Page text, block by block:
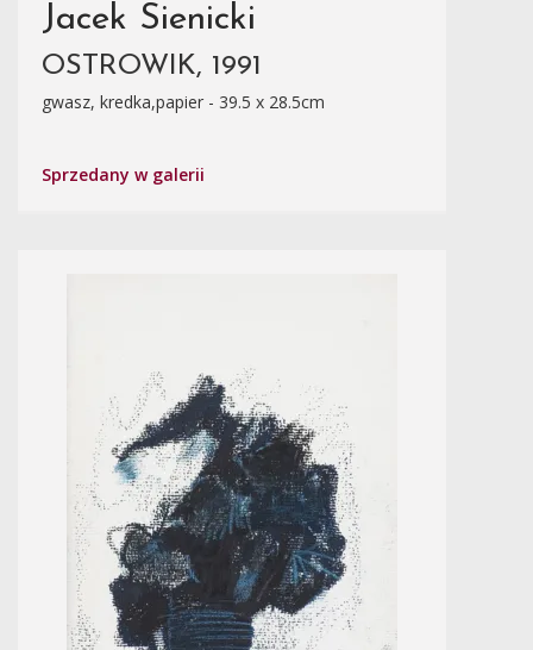
Jacek Sienicki
OSTROWIK, 1991
gwasz, kredka,papier - 39.5 x 28.5cm
Sprzedany w galerii